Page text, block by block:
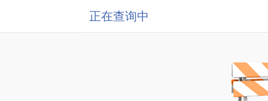
正在查询中